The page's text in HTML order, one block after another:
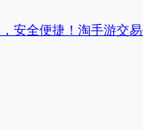
安全便捷！淘手游交易